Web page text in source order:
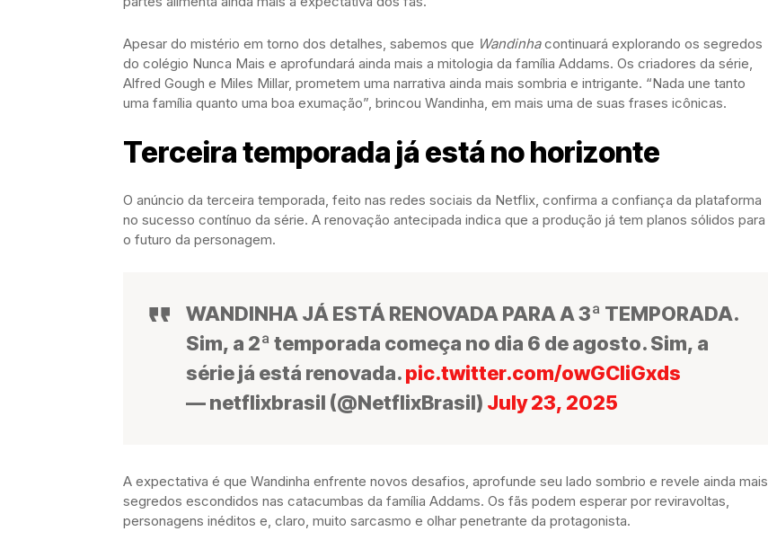
Apesar do mistério em torno dos detalhes, sabemos que Wandinhacontinuará explorando os segredos
do colégio Nunca Mais e aprofundará ainda mais a mitologia da família Addams. Os criadores da série,
Alfred Gough e Miles Millar, prometem uma narrativa ainda mais sombria e intrigante. “Nada une tanto
uma família quanto uma boa exumação”, brincou Wandinha, em mais uma de suas frases icônicas.
Terceira temporada já está no horizonte
O anúncio da terceira temporada, feito nas redes sociais da Netflix, confirma a confiança da plataforma
no sucesso contínuo da série. A renovação antecipada indica que a produção já tem planos sólidos para
o futuro da personagem.
WANDINHA JÁ ESTÁ RENOVADA PARA A 3ª TEMPORADA.
Sim, a 2ª temporada começa no dia 6 de agosto. Sim, a
série já está renovada.pic.twitter.com/owGCliGxds
— netflixbrasil (@NetflixBrasil) July 23, 2025
A expectativa é que Wandinha enfrente novos desafios, aprofunde seu lado sombrio e revele ainda mais
segredos escondidos nas catacumbas da família Addams. Os fãs podem esperar por reviravoltas,
personagens inéditos e, claro, muito sarcasmo e olhar penetrante da protagonista.